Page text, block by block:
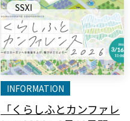
SSXI
INFORMATION
「くらしふとカンファレ